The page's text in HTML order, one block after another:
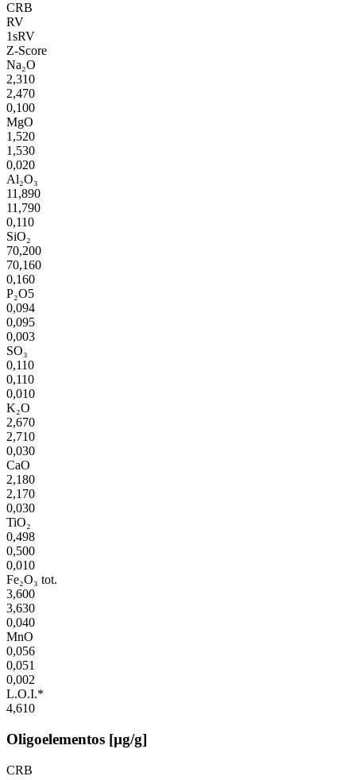
CRB
RV
1sRV
Z-Score
Na₂O
2,310
2,470
0,100
MgO
1,520
1,530
0,020
Al₂O₃
11,890
11,790
0,110
SiO₂
70,200
70,160
0,160
P₂O5
0,094
0,095
0,003
SO₃
0,110
0,110
0,010
K₂O
2,670
2,710
0,030
CaO
2,180
2,170
0,030
TiO₂
0,498
0,500
0,010
Fe₂O₃ tot.
3,600
3,630
0,040
MnO
0,056
0,051
0,002
L.O.I.*
4,610
Oligoelementos [µg/g]
CRB